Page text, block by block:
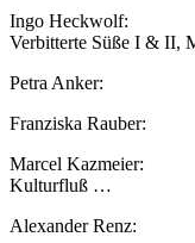
Ingo Heckwolf: wir
Verbitterte Süße I & II,
Petra Anker:
Franziska Rauber:
Marcel Kazmeier:
Kulturfluß …
Alexander Renz: